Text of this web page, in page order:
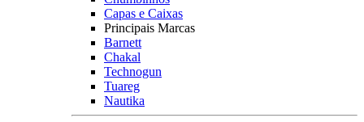
Capas e Caixas
Principais Marcas
Barnett
Chakal
Technogun
Tuareg
Nautika